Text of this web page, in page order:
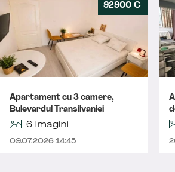
92900 €
Apartament cu 3 camere,
Bulevardul Transilvaniei
6 imagini
09.07.2026 14:45